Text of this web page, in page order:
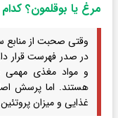
مرغ یا بوقلمون؟
وقتی صحبت از منابع
در صدر فهرست قرار
هستند. اما پرسش
غذایی و میزان